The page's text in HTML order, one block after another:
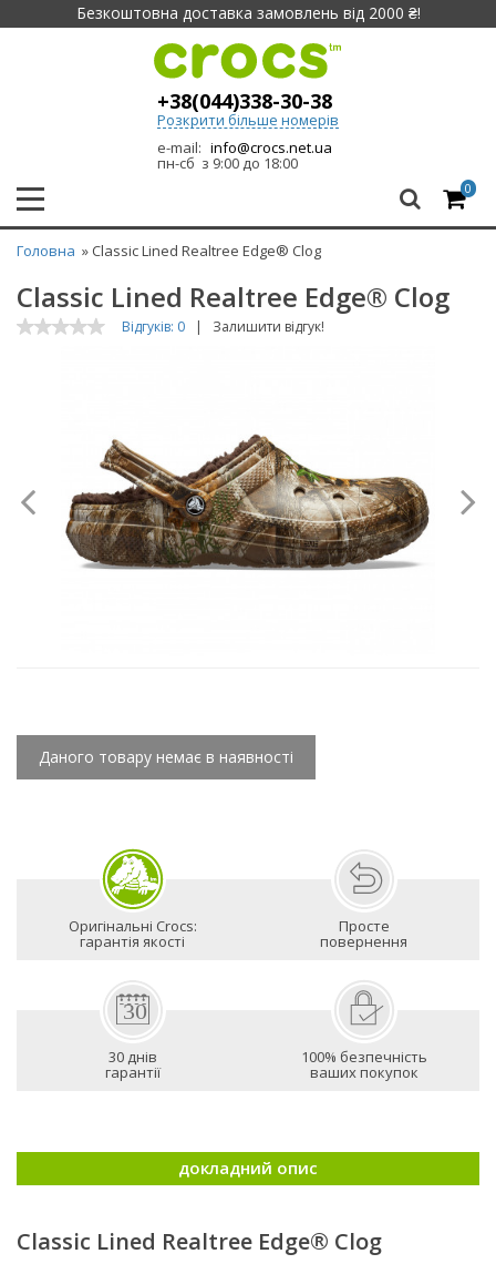
Безкоштовна доставка замовлень від 2000 ₴!
+38(044)338-30-38
Розкрити більше номерів
e-mail: info@crocs.net.ua
пн-сб з 9:00 до 18:00
0
Головна » Classic Lined Realtree Edge® Clog
Classic Lined Realtree Edge® Clog
Відгуків: 0 | Залишити відгук!
Даного товару немає в наявності
Оригінальні Crocs:
гарантія якості
Просте
повернення
30 днів
гарантії
100% безпечність
ваших покупок
докладний опис
Classic Lined Realtree Edge® Clog